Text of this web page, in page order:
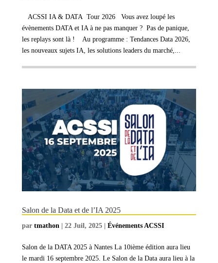
ACSSI IA & DATA Tour 2026 Vous avez loupé les
évènements DATA et IA à ne pas manquer ? Pas de panique,
les replays sont là ! Au programme : Tendances Data 2026,
les nouveaux sujets IA, les solutions leaders du marché,...
Salon de la Data et de l’IA 2025
par tmathon| 22 Juil, 2025| Événements ACSSI
Salon de la DATA 2025 à Nantes La 10ième édition aura lieu
le mardi 16 septembre 2025. Le Salon de la Data aura lieu à la